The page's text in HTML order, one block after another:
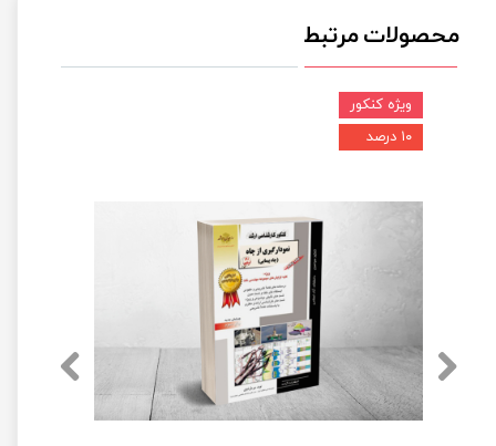
محصولات مرتبط
ویژه کنکور
۱۰ درصد